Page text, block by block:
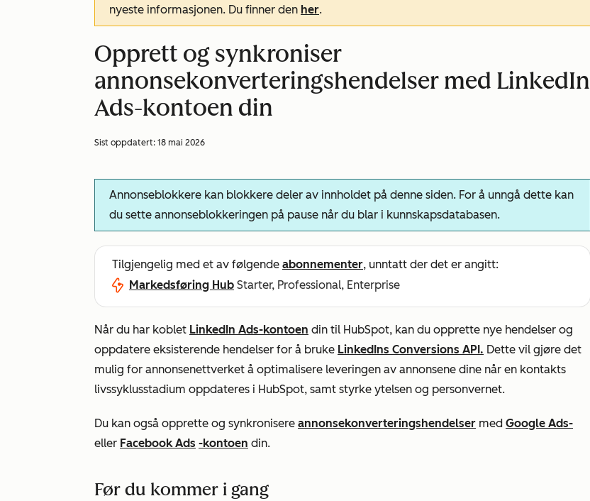
nyeste informasjonen. Du finner den her.
Opprett og synkroniser
annonsekonverteringshendelser med LinkedIn
Ads-kontoen din
Sist oppdatert: 18 mai 2026
Annonseblokkere kan blokkere deler av innholdet på denne siden. For å unngå dette kan
du sette annonseblokkeringen på pause når du blar i kunnskapsdatabasen.
Tilgjengelig med et av følgende abonnementer, unntatt der det er angitt:
Markedsføring Hub Starter, Professional, Enterprise
Når du har koblet LinkedIn Ads-kontoen din til HubSpot, kan du opprette nye hendelser og
oppdatere eksisterende hendelser for å bruke LinkedIns Conversions API. Dette vil gjøre det
mulig for annonsenettverket å optimalisere leveringen av annonsene dine når en kontakts
livssyklusstadium oppdateres i HubSpot, samt styrke ytelsen og personvernet.
Du kan også opprette og synkronisere annonsekonverteringshendelser med Google Ads-
eller Facebook Ads -kontoen din.
Før du kommer i gang